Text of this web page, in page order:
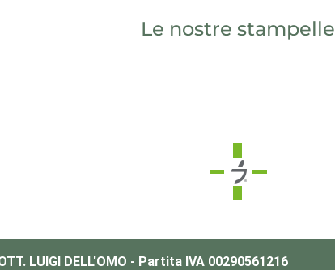
Le nostre stampelle
LUIGI DELL'OMO - Partita IVA 00290561216